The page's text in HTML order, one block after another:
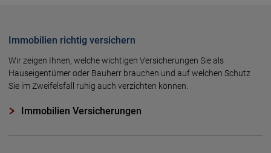
Immobilien richtig versichern
Wir zeigen Ihnen, welche wichtigen Versicherungen Sie als
Hauseigentümer oder Bauherr brauchen und auf welchen Schutz
Sie im Zweifelsfall ruhig auch verzichten können.
Immobilien Versicherungen